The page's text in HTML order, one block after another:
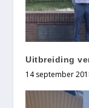
Uitbreiding
14 september